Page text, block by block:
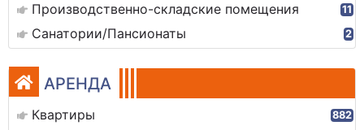
Производственно-складские помещения 11
Санатории/Пансионаты 2
АРЕНДА
Квартиры 882